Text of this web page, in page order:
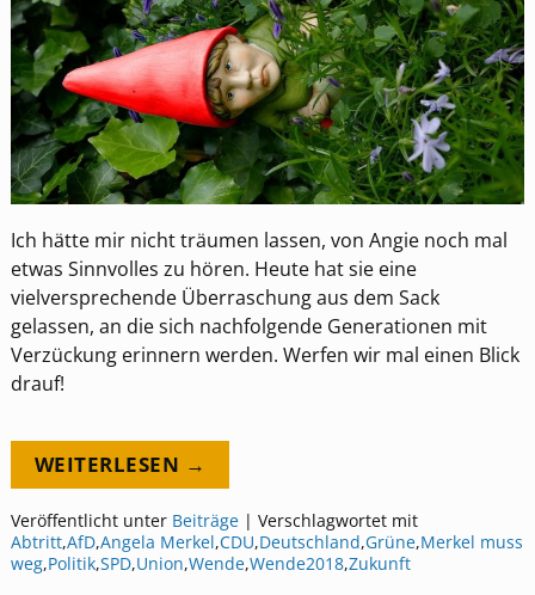
Ich hätte mir nicht träumen lassen, von Angie noch mal
etwas Sinnvolles zu hören. Heute hat sie eine
vielversprechende Überraschung aus dem Sack
gelassen, an die sich nachfolgende Generationen mit
Verzückung erinnern werden. Werfen wir mal einen Blick
drauf!
WEITERLESEN →
Veröffentlicht unter Beiträge| Verschlagwortet mit
Abtritt,AfD,Angela Merkel,CDU,Deutschland,Grüne,Merkel muss
weg,Politik,SPD,Union,Wende,Wende2018,Zukunft